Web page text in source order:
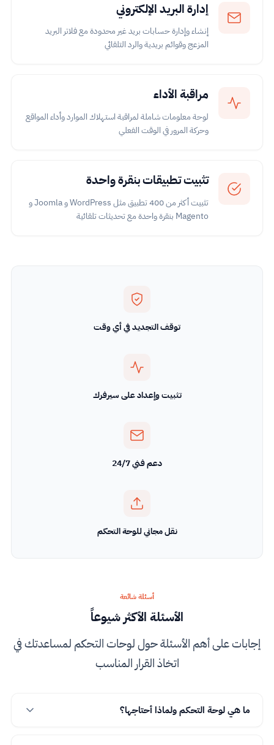
إدارة البريد الإلكتروني
إنشاء وإدارة حسابات بريد غير محدودة مع فلاتر البريد
المزعج وقوائم بريدية والرد التلقائي
مراقبة الأداء
لوحة معلومات شاملة لمراقبة استهلاك الموارد وأداء المواقع
وحركة المرور في الوقت الفعلي
تثبيت تطبيقات بنقرة واحدة
تثبيت أكثر من 400 تطبيق مثل WordPress و Joomla و
Magento بنقرة واحدة مع تحديثات تلقائية
توقف التجديد في أي وقت
تثبيت وإعداد على سيرفرك
دعم فني 24/7
نقل مجاني للوحة التحكم
أسئلة شائعة
الأسئلة الأكثر شيوعاً
إجابات على أهم الأسئلة حول لوحات التحكم لمساعدتك في
اتخاذ القرار المناسب
ما هي لوحة التحكم ولماذا أحتاجها؟